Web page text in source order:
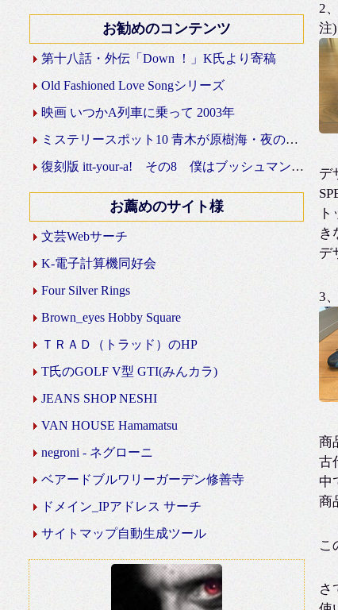
2
注
デ
き
デ
3
商
古
中
商
こ
さ
お勧めのコンテンツ
第十八話・外伝「Down ！」K氏より寄稿
Old Fashioned Love Songシリーズ
映画 いつかA列車に乗って 2003年
ミステリースポット10 青木が原樹海・夜の国道139号線
復刻版 itt-your-a! その8 僕はブッシュマン＾＾
お薦めのサイト様
文芸Webサーチ
K-電子計算機同好会
Four Silver Rings
Brown_eyes Hobby Square
ＴＲＡＤ（トラッド）のHP
T氏のGOLF V型 GTI(みんカラ)
JEANS SHOP NESHI
VAN HOUSE Hamamatsu
negroni - ネグローニ
ベアードブルワリーガーデン修善寺
ドメイン_IPアドレス サーチ
サイトマップ自動生成ツール